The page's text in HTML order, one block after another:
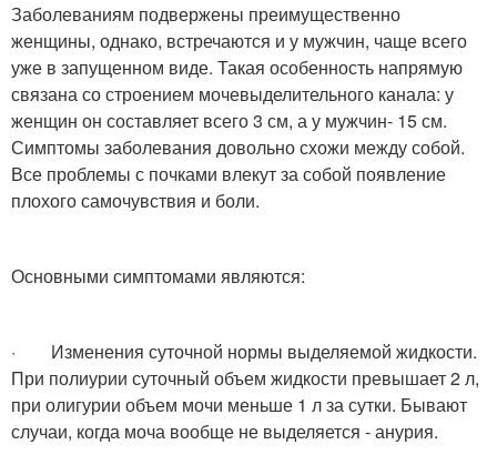
Заболеваниям подвержены преимущественно
женщины, однако, встречаются и у мужчин, чаще всего
уже в запущенном виде. Такая особенность напрямую
связана со строением мочевыделительного канала: у
женщин он составляет всего 3 см, а у мужчин- 15 см.
Симптомы заболевания довольно схожи между собой.
Все проблемы с почками влекут за собой появление
плохого самочувствия и боли.
Основными симптомами являются:
· Изменения суточной нормы выделяемой жидкости.
При полиурии суточный объем жидкости превышает 2 л,
при олигурии объем мочи меньше 1 л за сутки. Бывают
случаи, когда моча вообще не выделяется - анурия.